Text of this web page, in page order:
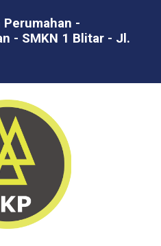
-
- SMKN 1 Blitar - Jl.